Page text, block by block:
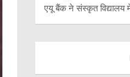
एयू बैंक ने संस्कृत विद्यालय